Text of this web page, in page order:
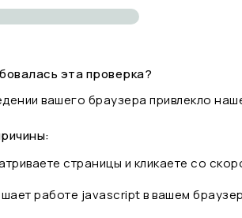
эта проверка?
вашего браузера привлекло
страницы и кликаете со
работе javascript в вашем